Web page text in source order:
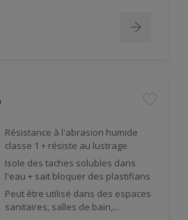
Résistance à l'abrasion humide
classe 1 + résiste au lustrage
Isole des taches solubles dans
l'eau + sait bloquer des plastifians
Peut être utilisé dans des espaces
sanitaires, salles de bain,...